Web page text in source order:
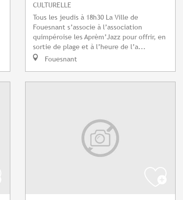
CULTURELLE
Tous les jeudis à 18h30 La Ville de
Fouesnant s’associe à l’association
quimpéroise les Aprèm’Jazz pour offrir, en
sortie de plage et à l’heure de l’a...
Fouesnant